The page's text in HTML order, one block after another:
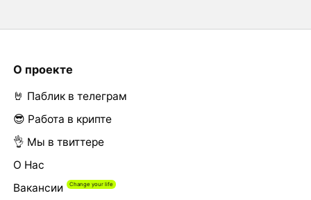
О проекте
🤘 Паблик в телеграм
😎 Работа в крипте
👌 Мы в твиттере
О Нас
Вакансии